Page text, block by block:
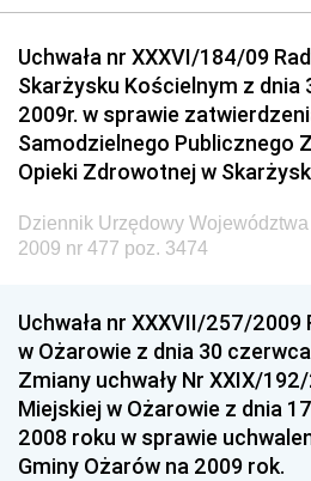
Elektronicznej
Dziennik Urzędowy Ministra
Administracji
Dziennik Urzędowy Ministra
Dziennik Urzędowy Ministra
Dziennik Urzędowy Ministra
Dziennik Urzędowy
Dziennik Urzędowy Ministra
Dziennik Urzędowy Ministra
Sportu
Dziennik Urzędowy Ministra
Uchwała nr XXXVI/184/09
Skarżysku Kościelnym z dnia
2009r. w sprawie
Samodzielnego Publicznego
Opieki Zdrowotnej w
Dziennik Urzędowy
2009 nr 477 poz. 3474
Uchwała nr XXXVII/257/2009
w Ożarowie z dnia 30
Zmiany uchwały Nr XXIX/
Miejskiej w Ożarowie z dnia
2008 roku w sprawie
Gminy Ożarów na 2009 rok.